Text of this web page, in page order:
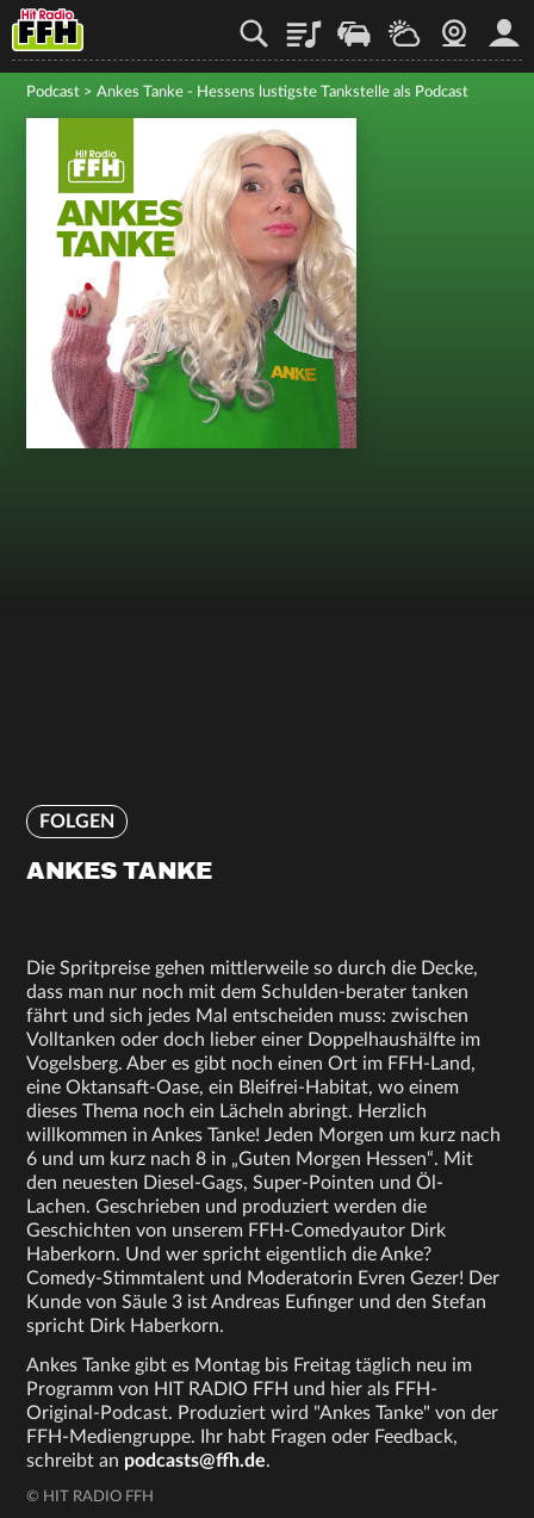
PlaylistStaupilotWetterWebcam
Podcast > Ankes Tanke - Hessens lustigste Tankstelle als Podcast
FOLGEN
ANKES TANKE
Die Spritpreise gehen mittlerweile so durch die Decke,
dass man nur noch mit dem Schulden-berater tanken
fährt und sich jedes Mal entscheiden muss: zwischen
Volltanken oder doch lieber einer Doppelhaushälfte im
Vogelsberg. Aber es gibt noch einen Ort im FFH-Land,
eine Oktansaft-Oase, ein Bleifrei-Habitat, wo einem
dieses Thema noch ein Lächeln abringt. Herzlich
willkommen in Ankes Tanke! Jeden Morgen um kurz nach
6 und um kurz nach 8 in „Guten Morgen Hessen“. Mit
den neuesten Diesel-Gags, Super-Pointen und Öl-
Lachen. Geschrieben und produziert werden die
Geschichten von unserem FFH-Comedyautor Dirk
Haberkorn. Und wer spricht eigentlich die Anke?
Comedy-Stimmtalent und Moderatorin Evren Gezer! Der
Kunde von Säule 3 ist Andreas Eufinger und den Stefan
spricht Dirk Haberkorn.
Ankes Tanke gibt es Montag bis Freitag täglich neu im
Programm von HIT RADIO FFH und hier als FFH-
Original-Podcast. Produziert wird "Ankes Tanke" von der
FFH-Mediengruppe. Ihr habt Fragen oder Feedback,
schreibt an podcasts@ffh.de.
© HIT RADIO FFH